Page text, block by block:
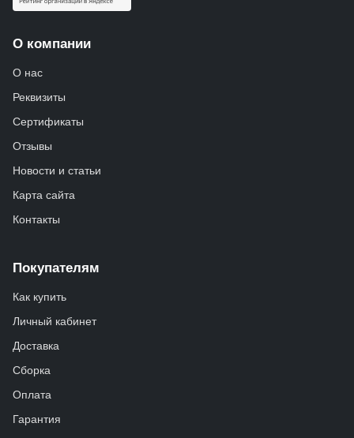
О компании
О нас
Реквизиты
Сертификаты
Отзывы
Новости и статьи
Карта сайта
Контакты
Покупателям
Как купить
Личный кабинет
Доставка
Сборка
Оплата
Гарантия